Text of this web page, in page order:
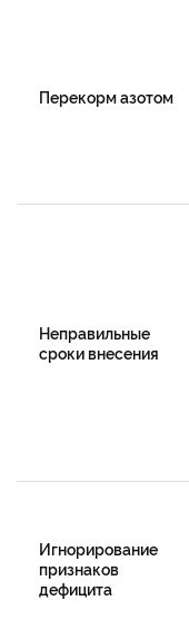
Перекорм азотом
Неправильные
сроки внесения
Игнорирование
признаков
дефицита